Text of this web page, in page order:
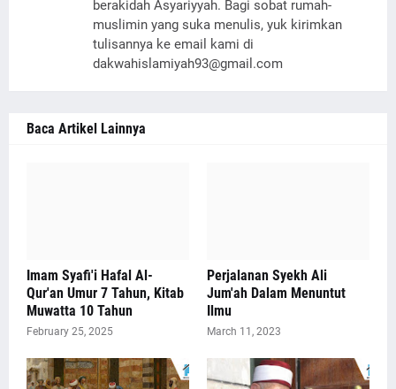
berakidah Asyariyyah. Bagi sobat rumah-
muslimin yang suka menulis, yuk kirimkan
tulisannya ke email kami di
dakwahislamiyah93@gmail.com
Baca Artikel Lainnya
Imam Syafi'i Hafal Al-
Qur'an Umur 7 Tahun, Kitab
Muwatta 10 Tahun
February 25, 2025
Perjalanan Syekh Ali
Jum'ah Dalam Menuntut
Ilmu
March 11, 2023